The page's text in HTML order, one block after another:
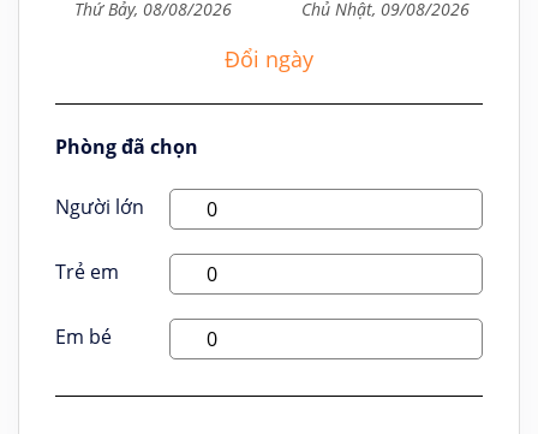
Đổi ngày
Phòng đã chọn
Người lớn
Trẻ em
Em bé